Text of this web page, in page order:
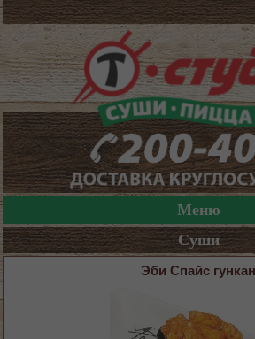
Меню
Суши
Эби Спайс гункан